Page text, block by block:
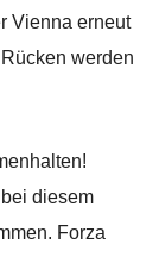
Vienna erneut
werden
diesem
Forza